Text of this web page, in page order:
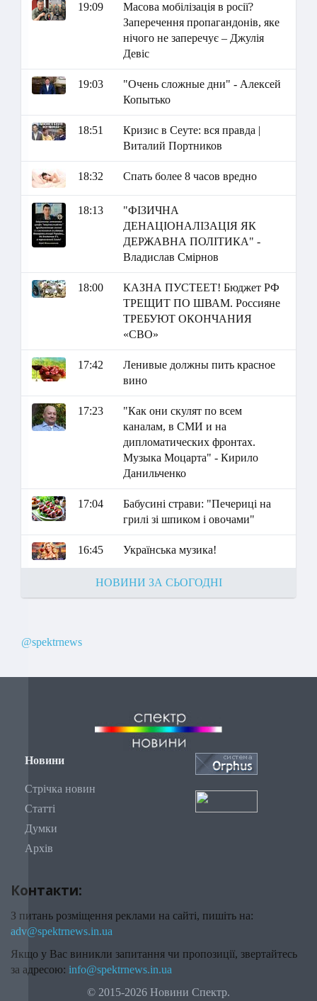
19:09
Масова мобілізація в росії?
Заперечення пропагандонів, яке
нічого не заперечує – Джулія
Девіс
19:03
"Очень сложные дни" - Алексей
Копытько
18:51
Кризис в Сеуте: вся правда |
Виталий Портников
18:32 Спать более 8 часов вредно
18:13
"ФІЗИЧНА
ДЕНАЦІОНАЛІЗАЦІЯ ЯК
ДЕРЖАВНА ПОЛІТИКА" -
Владислав Смірнов
18:00
КАЗНА ПУСТЕЕТ! Бюджет РФ
ТРЕЩИТ ПО ШВАМ. Россияне
ТРЕБУЮТ ОКОНЧАНИЯ
«СВО»
17:42
Ленивые должны пить красное
вино
17:23
"Как они скулят по всем
каналам, в СМИ и на
дипломатических фронтах.
Музыка Моцарта" - Кирило
Данильченко
17:04
Бабусині страви: "Печериці на
грилі зі шпиком і овочами"
16:45 Українська музика!
НОВИНИ ЗА СЬОГОДНІ
@spektrnews
Новини
Стрічка новин
Статті
Думки
Архів
Контакти:
З питань розміщення реклами на сайті, пишіть на:
adv@spektrnews.in.ua
Якщо у Вас виникли запитання чи пропозиції, звертайтесь
за адресою: info@spektrnews.in.ua
© 2015-2026 Новини Спектр.